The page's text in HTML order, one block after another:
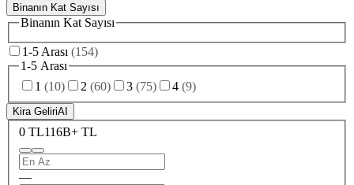
Binanın Kat Sayısı
Binanın Kat Sayısı
1-5 Arası (154)
1-5 Arası
1 (10) 2 (60) 3 (75) 4 (9)
Kira GeliriAI
0 TL116B+ TL
—